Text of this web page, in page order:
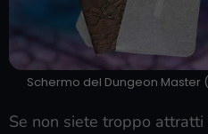
Schermo del Dungeon
Se non siete troppo